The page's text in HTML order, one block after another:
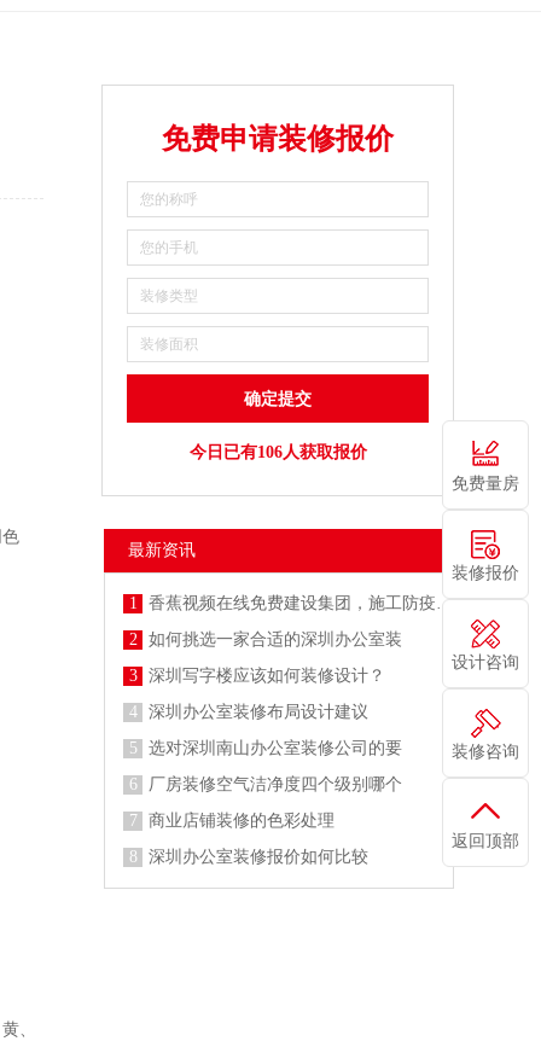
、
免费申请装修报价
今日已有106人获取报价
最新资讯
1
香蕉视频在线免费建设集团，施工防疫两不误
2
如何挑选一家合适的深圳办公室装
3
深圳写字楼应该如何装修设计？
4
深圳办公室装修布局设计建议
5
选对深圳南山办公室装修公司的要
6
厂房装修空气洁净度四个级别哪个
7
商业店铺装修的色彩处理
8
深圳办公室装修报价如何比较
免费量房
装修报价
设计咨询
装修咨询
返回顶部